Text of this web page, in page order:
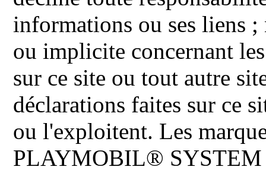
informations ou ses liens ;
ou implicite concernant
sur ce site ou tout autre
déclarations faites sur ce
ou l'exploitent. Les
PLAYMOBIL®